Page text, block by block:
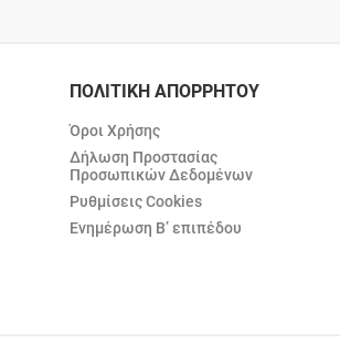
ΠΟΛΙΤΙΚΗ ΑΠΟΡΡΗΤΟΥ
Όροι Χρήσης
Δήλωση Προστασίας
Προσωπικών Δεδομένων
Ρυθμίσεις Cookies
Ενημέρωση Β’ επιπέδου